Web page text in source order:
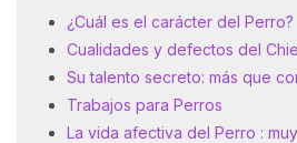
¿Cuál es el carácter del Perro?
Cualidades y defectos del
Su talento secreto: más que
Trabajos para Perros
La vida afectiva del Perro :